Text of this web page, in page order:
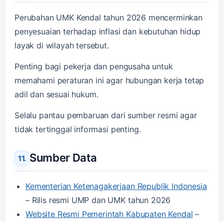
Perubahan UMK Kendal tahun 2026 mencerminkan
penyesuaian terhadap inflasi dan kebutuhan hidup
layak di wilayah tersebut.
Penting bagi pekerja dan pengusaha untuk
memahami peraturan ini agar hubungan kerja tetap
adil dan sesuai hukum.
Selalu pantau pembaruan dari sumber resmi agar
tidak tertinggal informasi penting.
Sumber Data
Kementerian Ketenagakerjaan Republik Indonesia
– Rilis resmi UMP dan UMK tahun 2026
Website Resmi Pemerintah Kabupaten Kendal –